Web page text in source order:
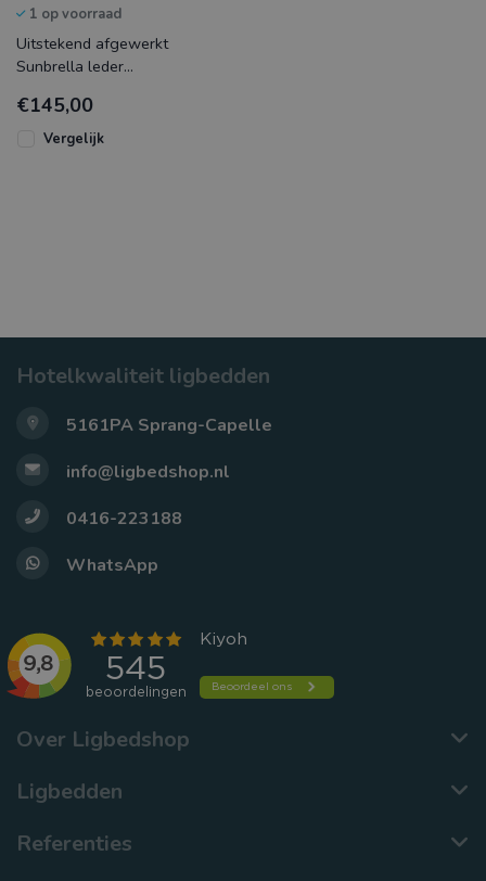
1 op voorraad
Uitstekend afgewerkt
Sunbrella leder
geproduceerd in
Nederland.
€145,00
Vergelijk
Hotelkwaliteit ligbedden
5161PA Sprang-Capelle
info@ligbedshop.nl
0416-223188
WhatsApp
Over Ligbedshop
Ligbedden
Referenties